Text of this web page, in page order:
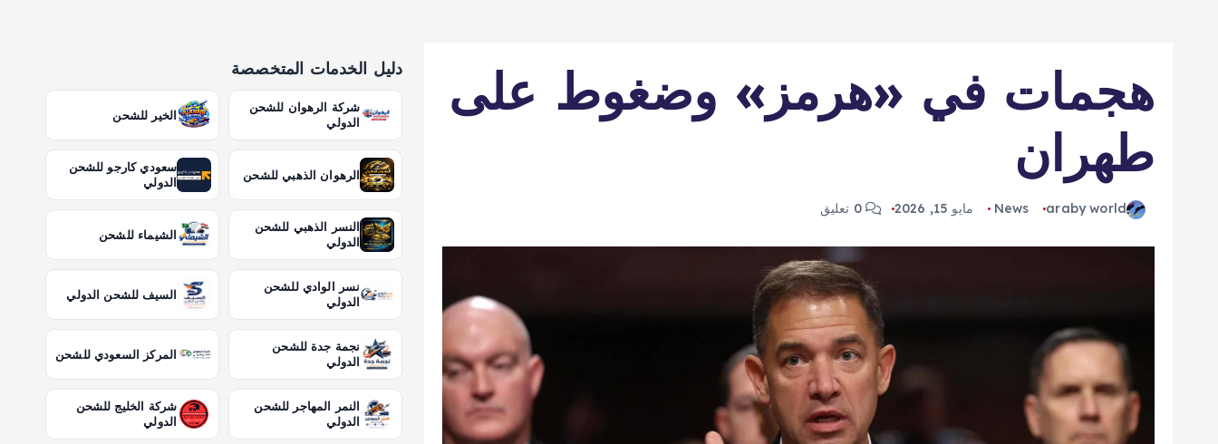
هجمات في «هرمز» وضغوط على
طهران
araby world
News مايو 15, 2026 0 تعليق
دليل الخدمات المتخصصة
شركة الرهوان للشحن
الدولي
الخير للشحن
الرهوان الذهبي للشحن
سعودي كارجو للشحن
الدولي
النسر الذهبي للشحن
الدولي
الشيماء للشحن
نسر الوادي للشحن
الدولي
السيف للشحن الدولي
نجمة جدة للشحن
الدولي
المركز السعودي للشحن
النمر المهاجر للشحن
الدولي
شركة الخليج للشحن
الدولي